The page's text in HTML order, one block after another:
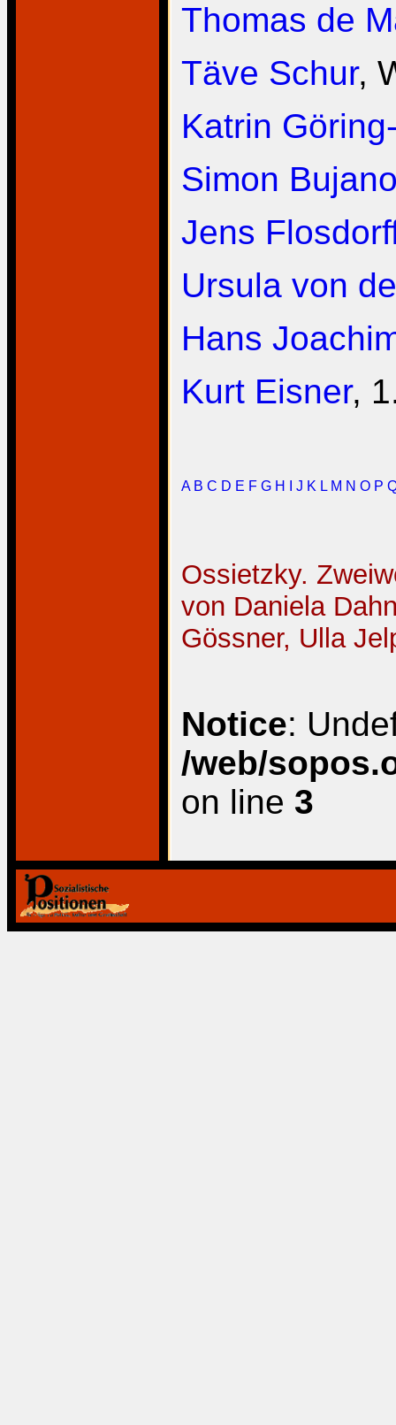
Thomas de
Täve Schur,
Katrin
Simon
Jens
Ursula von
Hans
Kurt Eisner,
A B C D E F G H J K L M N O P
Ossietzky.
von Daniela
Gössner, Ulla
Notice:
/web/
on line 3